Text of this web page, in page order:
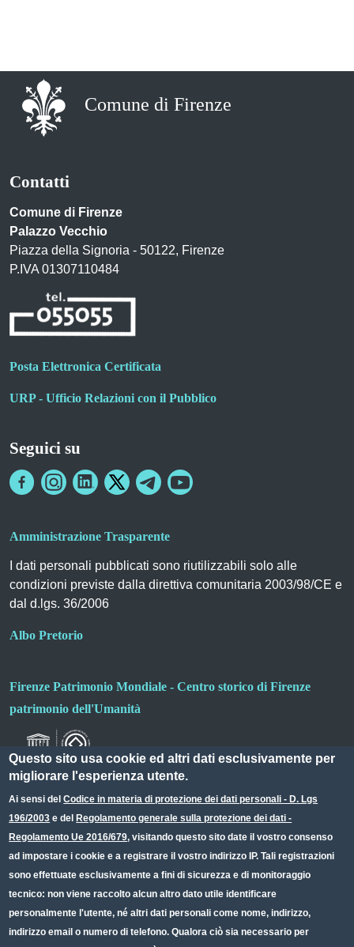
Comune di Firenze
Contatti
Comune di Firenze
Palazzo Vecchio
Piazza della Signoria - 50122, Firenze
P.IVA 01307110484
Posta Elettronica Certificata
URP - Ufficio Relazioni con il Pubblico
Seguici su
Amministrazione Trasparente
I dati personali pubblicati sono riutilizzabili solo alle
condizioni previste dalla direttiva comunitaria 2003/98/CE e
dal d.lgs. 36/2006
Albo Pretorio
Firenze Patrimonio Mondiale - Centro storico di Firenze
patrimonio dell'Umanità
Small prints
Useful links section
Redazione web
Privacy
Note legali
Questo sito usa cookie ed altri dati esclusivamente per
migliorare l'esperienza utente.
Ai sensi delCodice in materia di protezione dei dati personali - D. Lgs
196/2003 e del Regolamento generale sulla protezione dei dati -
Regolamento Ue 2016/679, visitando questo sito date il vostro consenso
ad impostare i cookie e a registrare il vostro indirizzo IP. Tali registrazioni
sono effettuate esclusivamente a fini di sicurezza e di monitoraggio
tecnico: non viene raccolto alcun altro dato utile identificare
personalmente l'utente, né altri dati personali come nome, indirizzo,
indirizzo email o numero di telefono. Qualora ciò sia necessario per